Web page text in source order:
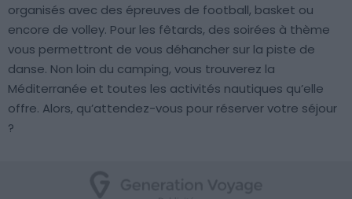
organisés avec des épreuves de football, basket ou
encore de volley. Pour les fêtards, des soirées à thème
vous permettront de vous déhancher sur la piste de
danse. Non loin du camping, vous trouverez la
Méditerranée et toutes les activités nautiques qu’elle
offre. Alors, qu’attendez-vous pour réserver votre séjour
?